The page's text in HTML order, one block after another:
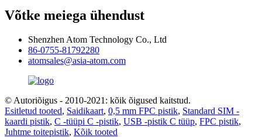
Võtke meiega ühendust
Shenzhen Atom Technology Co., Ltd
86-0755-81792280
atomsales@asia-atom.com
© Autoriõigus - 2010-2021: kõik õigused kaitstud.
Esitletud tooted, Saidikaart, 0,5 mm FPC pistik, Standard SIM -
kaardi pistik, C -tüüpi C -pistik, USB -pistik C tüüp, FPC pistik,
Juhtme toitepistik, Kõik tooted